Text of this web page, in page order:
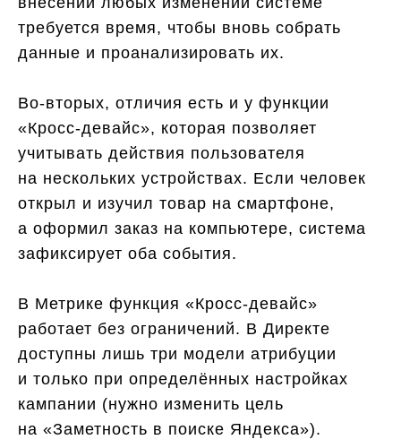
требуется время, чтобы вновь собрать
данные и проанализировать их.
Во-вторых, отличия есть и у функции
«Кросс-девайс», которая позволяет
учитывать действия пользователя
на нескольких устройствах. Если человек
открыл и изучил товар на смартфоне,
а оформил заказ на компьютере, система
зафиксирует оба события.
В Метрике функция «Кросс-девайс»
работает без ограничений. В Директе
доступны лишь три модели атрибуции
и только при определённых настройках
кампании (нужно изменить цель
на «Заметность в поиске Яндекса»).